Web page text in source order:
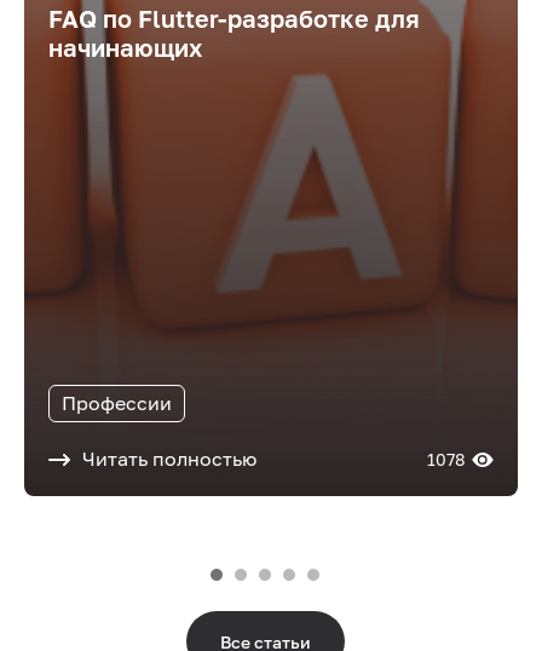
FAQ по Flutter-разработке для
начинающих
Профессии
Читать полностью 1078
Все статьи